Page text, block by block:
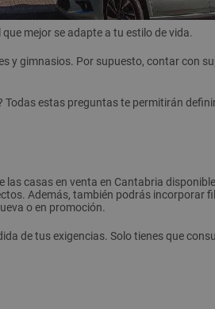
mejor se adapte a tu estilo de vida.
y gimnasios. Por supuesto, contar con
estas preguntas te permitirán
casas en venta en Cantabria
Además, también podrás incorporar
o en promoción.
de tus exigencias. Solo tienes que